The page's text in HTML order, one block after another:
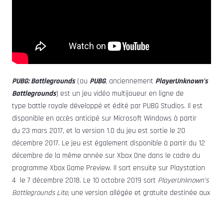
PUBG: Battlegrounds(ou PUBG, anciennement PlayerUnknown’s
Battlegrounds) est un jeu vidéo multijoueur en ligne de
type battle royale développé et édité par PUBG Studios. Il est
disponible en accès anticipé sur Microsoft Windows à partir
du 23 mars 2017, et la version 1.0 du jeu est sortie le 20
décembre 2017. Le jeu est également disponible à partir du 12
décembre de la même année sur Xbox One dans le cadre du
programme Xbox Game Preview. Il sort ensuite sur Playstation
4 le 7 décembre 2018. Le 10 octobre 2019 sort PlayerUnknown’s
Battlegrounds Lite, une version allégée et gratuite destinée aux